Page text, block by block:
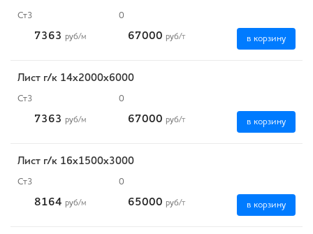
Ст3 0
7363 руб/м 67000 руб/т в корзину
Лист г/к 14х2000х6000
Ст3 0
7363 руб/м 67000 руб/т в корзину
Лист г/к 16х1500х3000
Ст3 0
8164 руб/м 65000 руб/т в корзину